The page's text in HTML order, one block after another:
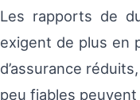
Les rapports de
exigent de plus en
d’assurance
peu fiables